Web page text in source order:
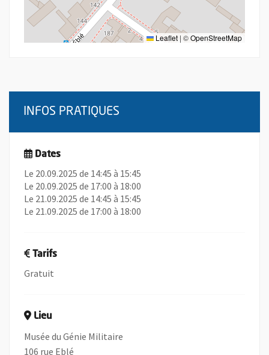
Leaflet | ©OpenStreetMap
INFOS PRATIQUES
Dates
Le 20.09.2025 de 14:45 à 15:45
Le 20.09.2025 de 17:00 à 18:00
Le 21.09.2025 de 14:45 à 15:45
Le 21.09.2025 de 17:00 à 18:00
Tarifs
Gratuit
Lieu
Musée du Génie Militaire
106 rue Eblé